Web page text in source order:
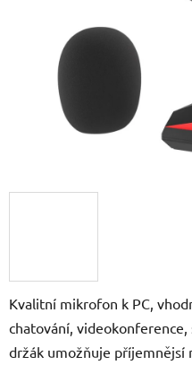
Kvalitní mikrofon k PC,
chatování,
držák umožňuje příjemnějsí